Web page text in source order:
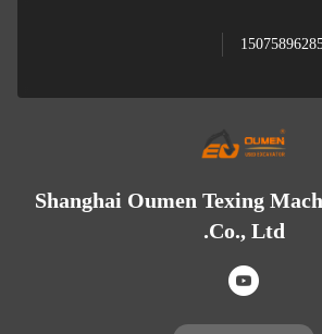
Shanghai Oumen Texing
Co., Ltd.